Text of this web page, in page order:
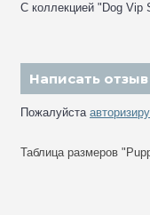
С коллекцией "Dog Vip
Написать отзыв
Пожалуйста
Таблица размеров